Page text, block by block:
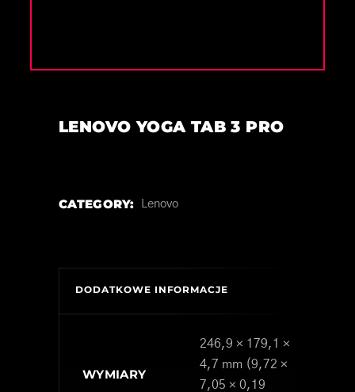
LENOVO YOGA TAB 3 PRO
CATEGORY: Lenovo
DODATKOWE INFORMACJE
WYMIARY
246,9 × 179,1 ×
4,7 mm (9,72 ×
7,05 × 0,19